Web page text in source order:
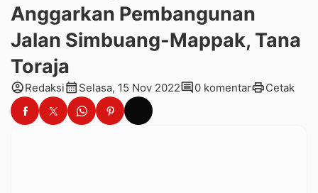
Anggarkan Pembangunan
Jalan Simbuang-Mappak, Tana
Toraja
account_circleRedaksicalendar_month Selasa, 15 Nov 2022comment0 komentarprintCetak